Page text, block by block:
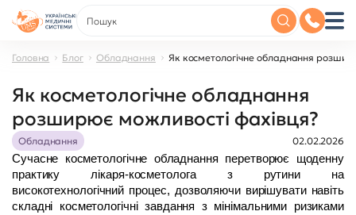
Головна Блог Обладнання Як косметологічне обладнання
Як косметологічне обладнання
розширює можливості фахівця?
Обладнання 02.02.2026
Сучасне косметологічне обладнання перетворює щоденну
практику лікаря-косметолога з рутини на
високотехнологічний процес, дозволяючи вирішувати навіть
складні косметологічні завдання з мінімальними ризиками